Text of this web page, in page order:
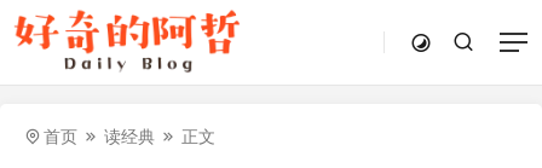
首页 读经典 正文